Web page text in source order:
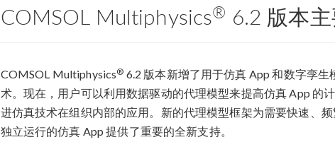
COMSOL Multiphysics® 6.2 版本
COMSOL Multiphysics® 6.2 版本新增了用于仿真 App 和数字孪
术。现在，用户可以利用数据驱动的代理模型来提高仿真 App 的
进仿真技术在组织内部的应用。新的代理模型框架为需要快速、
独立运行的仿真 App 提供了重要的全新支持。